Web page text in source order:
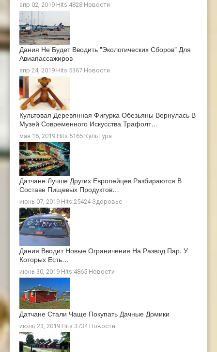
апр 02, 2019 Hits:4828 Новости
Дания Не Будет Вводить "экологических Сборов" Для
Авиапассажиров
апр 24, 2019 Hits:5367 Новости
Культовая Деревянная Фигурка Обезьяны Вернулась В
Музей Современного Искусства Трафолт…
мая 16, 2019 Hits:5165 Культура
Датчане Лучше Других Европейцев Разбираются В
Составе Пищевых Продуктов…
июнь 07, 2019 Hits:25424 Здоровье
Дания Вводит Новые Ограничения На Развод Пар, У
Которых Есть…
июнь 30, 2019 Hits:4865 Новости
Датчане Стали Чаще Покупать Дачные Домики
июль 23, 2019 Hits:3734 Новости